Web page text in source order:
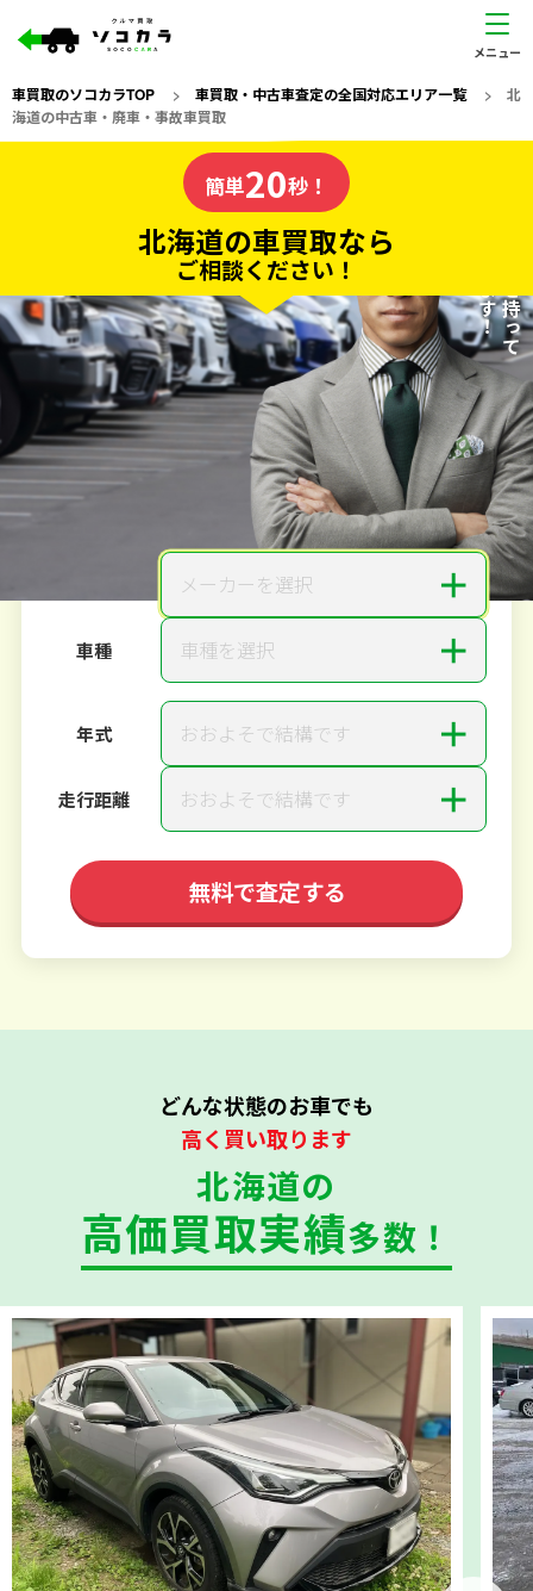
車買取のソコカラTOP > 車買取・中古車査定の全国対応エリア一覧> 北
海道の中古車・廃車・事故車買取
の車買取なら
ソコカラの
電話か出張か、高い方の査定を提案。
だから高価買取!
私たちが責任を持って
査定いたします！
簡単20秒！
北海道の車買取なら
ご相談ください！
20秒で入力完了！
無料で カンタンWeb査定
ご依頼いただいたお車を丁寧に査定いたします
メーカーを選択 ＋
車種 車種を選択 ＋
年式 おおよそで結構です ＋
走行距離 おおよそで結構です ＋
無料で査定する
どんな状態のお車でも
高く買い取ります
北海道の
高価買取実績多数！